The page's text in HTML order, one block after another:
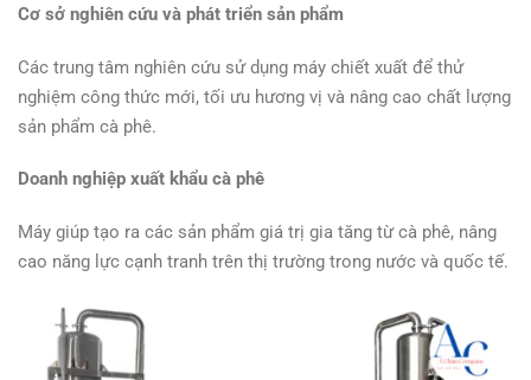
Cơ sở nghiên cứu và phát triển sản phẩm
Các trung tâm nghiên cứu sử dụng máy chiết xuất để thử
nghiệm công thức mới, tối ưu hương vị và nâng cao chất lượng
sản phẩm cà phê.
Doanh nghiệp xuất khẩu cà phê
Máy giúp tạo ra các sản phẩm giá trị gia tăng từ cà phê, nâng
cao năng lực cạnh tranh trên thị trường trong nước và quốc tế.